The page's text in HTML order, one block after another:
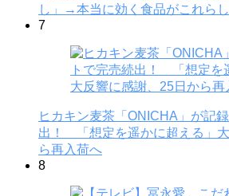
し」→本当に効く食品がこれら
7
ヒカキン麦茶「ONICHA」が記
出！ 「想定を遥かに超える」
ら再入荷へ
8